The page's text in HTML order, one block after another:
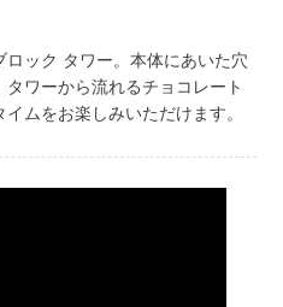
ロック タワー。本体にあいた穴
ワーから流れるチョコレート
ムをお楽しみいただけます。